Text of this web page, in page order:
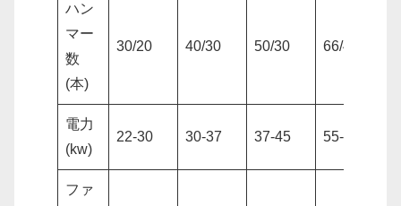
ハン
マー
数
(本)
30/20 40/30 50/30 66/48
電力
(kw)
22-30 30-37 37-45 55-75
ファ